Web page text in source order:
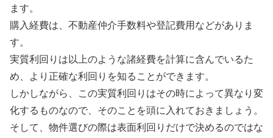
ます。
購入経費は、不動産仲介手数料や登記費用などがありま
す。
実質利回りは以上のような諸経費を計算に含んでいるた
め、より正確な利回りを知ることができます。
しかしながら、この実質利回りはその時によって異なり変
化するものなので、そのことを頭に入れておきましょう。
そして、物件選びの際は表面利回りだけで決めるのではな